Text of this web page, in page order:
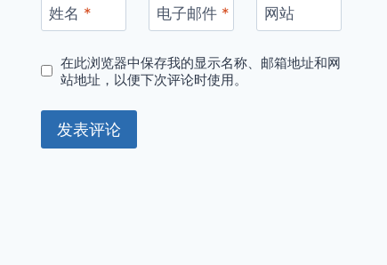
姓名 * 电子邮件 * 网站
在此浏览器中保存我的显示名称、邮箱地址和网
站地址，以便下次评论时使用。